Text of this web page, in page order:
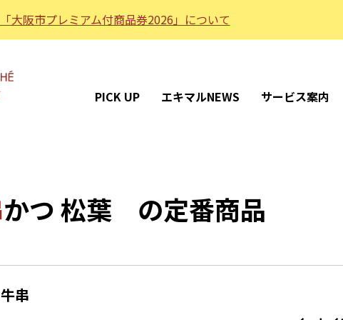
「大阪市プレミアム付商品券2026」について
PICK UP
エキマルNEWS サービス案内
串かつ 松葉 の定番商品
牛串